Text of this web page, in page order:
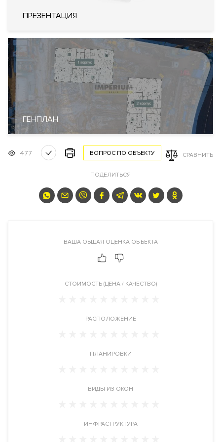
Большой выбор планировочных решений квартир.
Панорамные окна. На верхних этажах есть возможность
купить квартиру или пентхаусы с панорамными видами.
Круглосуточная служба консьерж-сервиса. Много
общественных пространств для жителей комплекса. Детская
игровая комната. Детская и спортивная площадки. Лобби с
лаундж зоной для жильцов. Закрытый внутренний двор с
ландшафтным дизайном.
Видовые характеристики
С верхних этажей и пентхаусов жилого комплекса
открывается панорамный вид на центр Москвы и часть
Спасская, дом 35.
общественных пространств для жителей комплекса. Детская
ПРЕЗЕНТАЦИЯ
ГЕНПЛАН
477 ВОПРОС ПО ОБЪЕКТУ СРАВНИТЬ
ПОДЕЛИТЬСЯ
ВАША ОБЩАЯ ОЦЕНКА ОБЪЕКТА
CТОИМОСТЬ (ЦЕНА / КАЧЕСТВО)
РАСПОЛОЖЕНИЕ
ПЛАНИРОВКИ
ВИДЫ ИЗ ОКОН
ИНФРАСТРУКТУРА